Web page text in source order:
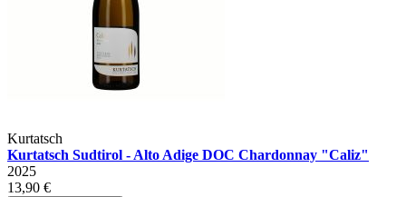
Kurtatsch
Kurtatsch Sudtirol - Alto Adige DOC Chardonnay "Caliz"
2025
13,90 €